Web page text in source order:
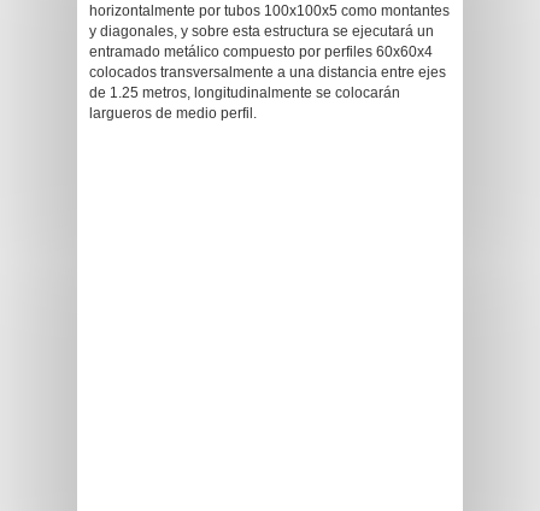
horizontalmente por tubos 100x100x5 como montantes
y diagonales, y sobre esta estructura se ejecutará un
entramado metálico compuesto por perfiles 60x60x4
colocados transversalmente a una distancia entre ejes
de 1.25 metros, longitudinalmente se colocarán
largueros de medio perfil.